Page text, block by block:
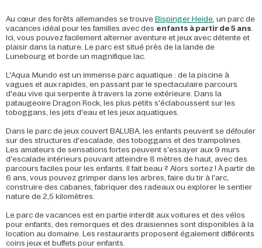
Au cœur des forêts allemandes se trouve Bispinger Heide, un parc de
vacances idéal pour les familles avec des enfants à partir de 5 ans.
Ici, vous pouvez facilement alterner aventure et jeux avec détente et
plaisir dans la nature. Le parc est situé près de la lande de
Lunebourg et borde un magnifique lac.
L'Aqua Mundo est un immense parc aquatique : de la piscine à
vagues et aux rapides, en passant par le spectaculaire parcours
d'eau vive qui serpente à travers la zone extérieure. Dans la
pataugeoire Dragon Rock, les plus petits s'éclaboussent sur les
toboggans, les jets d'eau et les jeux aquatiques.
Dans le parc de jeux couvert BALUBA, les enfants peuvent se défouler
sur des structures d'escalade, des toboggans et des trampolines.
Les amateurs de sensations fortes peuvent s'essayer aux 9 murs
d'escalade intérieurs pouvant atteindre 8 mètres de haut, avec des
parcours faciles pour les enfants. Il fait beau ? Alors sortez ! À partir de
6 ans, vous pouvez grimper dans les arbres, faire du tir à l'arc,
construire des cabanes, fabriquer des radeaux ou explorer le sentier
nature de 2,5 kilomètres.
Le parc de vacances est en partie interdit aux voitures et des vélos
pour enfants, des remorques et des draisiennes sont disponibles à la
location au domaine. Les restaurants proposent également différents
coins jeux et buffets pour enfants.